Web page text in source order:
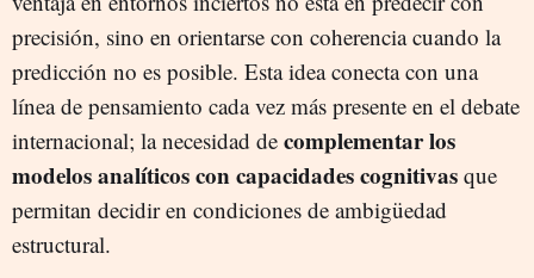
precisión, sino en orientarse con coherencia cuando la
predicción no es posible. Esta idea conecta con una
línea de pensamiento cada vez más presente en el debate
internacional; la necesidad de complementar los
modelos analíticos con capacidades cognitivas que
permitan decidir en condiciones de ambigüedad
estructural.